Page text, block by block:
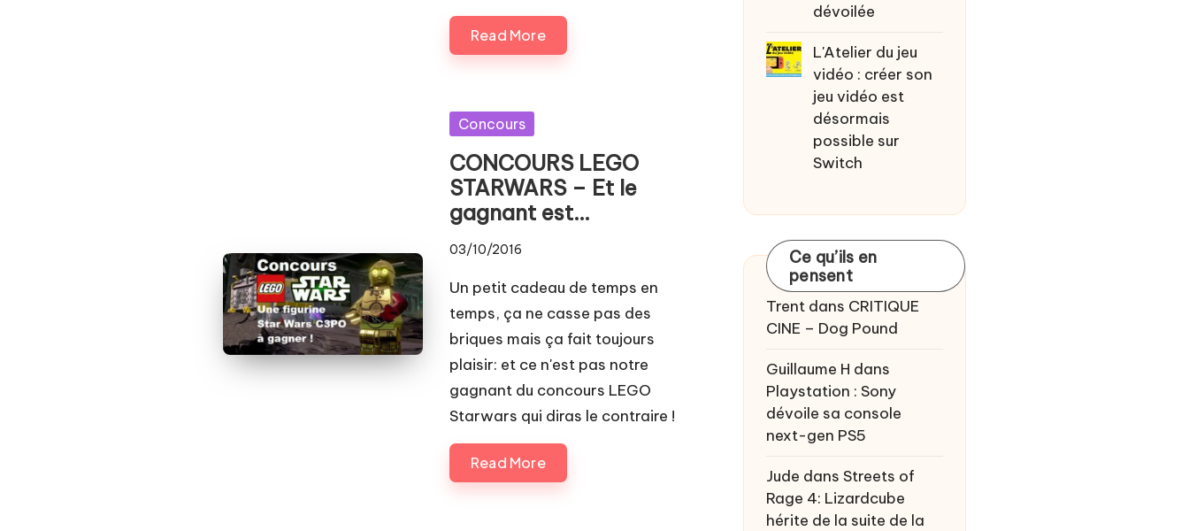
Read More
Posted
Concours
CONCOURS LEGO
STARWARS – Et le
gagnant est…
03/10/2016
Un petit cadeau de temps en
temps, ça ne casse pas des
briques mais ça fait toujours
plaisir: et ce n'est pas notre
gagnant du concours LEGO
Starwars qui diras le contraire !
Read More
dévoilée
L'Atelier du jeu
vidéo : créer son
jeu vidéo est
désormais
possible sur
Switch
Ce qu’ils en
pensent
Trent dans CRITIQUE
CINE – Dog Pound
Guillaume H dans
Playstation : Sony
dévoile sa console
next-gen PS5
Jude dans Streets of
Rage 4: Lizardcube
hérite de la suite de la